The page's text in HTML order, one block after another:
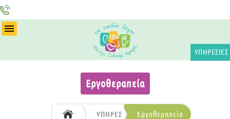
ΤΗΛ
ΥΠΗΡΕΣΙΕΣ
Εργοθεραπεία
ΥΠΗΡΕΣΙΕΣ Εργοθεραπεία